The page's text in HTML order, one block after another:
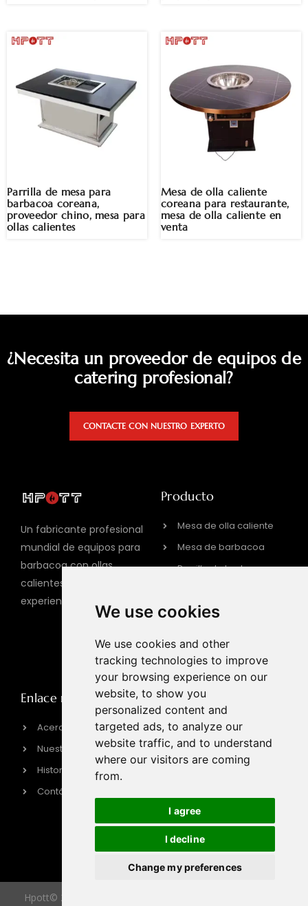
We use cookies
We use cookies and other
tracking technologies to improve
your browsing experience on our
website, to show you
personalized content and
targeted ads, to analyze our
website traffic, and to understand
where our visitors are coming
from.
I agree
I decline
Change my preferences
Parrilla de mesa para
barbacoa coreana,
proveedor chino, mesa para
ollas calientes
Mesa de olla caliente
coreana para restaurante,
mesa de olla caliente en
venta
¿Necesita un proveedor de equipos de
catering profesional?
CONTACTE CON NUESTRO EXPERTO
Un fabricante profesional
mundial de equipos para
barbacoa con ollas
calientes con 15 años de
experiencia.
Producto
Mesa de olla caliente
Mesa de barbacoa
Parrilla de barbacoa a
PARRILLA DE BARBACOA
Cocina de inducción
Enlace rápido
Acerca de HPOTT
Nuestra fábrica
Historia de la marca
Contáctenos
Información del
contacto
sales@hpott.com
+86 18928655213
Tianheba RD, distrito de
Shunde, Foshan,
provincia de
Guangdong, China
Hpott© 2026 All Rights Reserved.Developed by NolanYang